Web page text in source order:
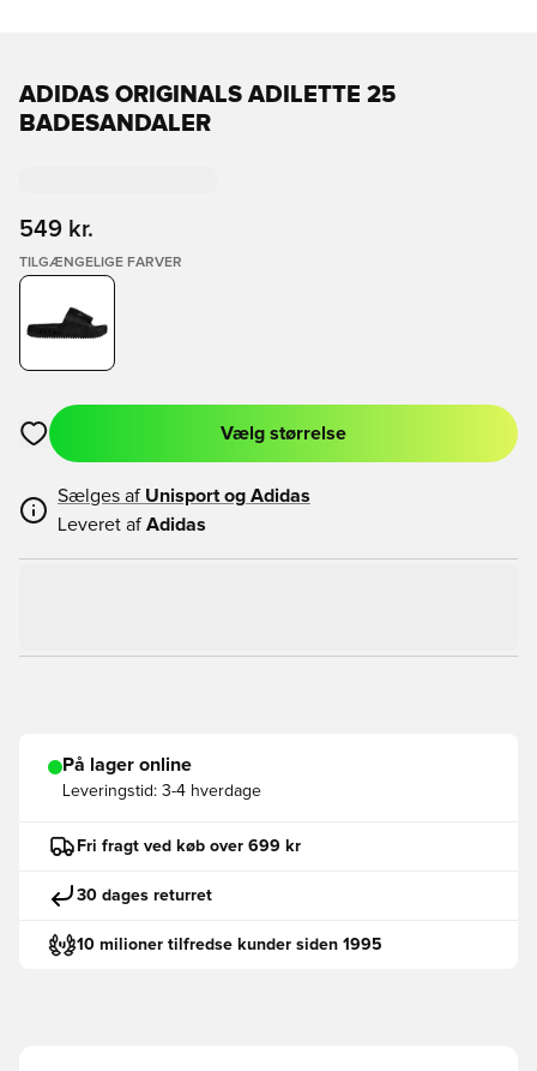
ADIDAS ORIGINALS ADILETTE 25
BADESANDALER
549 kr.
TILGÆNGELIGE FARVER
Åbner en Modal til at logge ind eller tilmelde dig som medlem
Vælg størrelse
Sælges af Unisport og Adidas
Leveret af Adidas
På lager online
Leveringstid: 3-4 hverdage
Fri fragt ved køb over 699 kr
30 dages returret
10 milioner tilfredse kunder siden 1995